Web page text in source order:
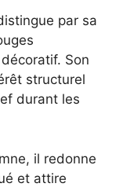
par sa
Son
structurel
durant les
il redonne
et attire